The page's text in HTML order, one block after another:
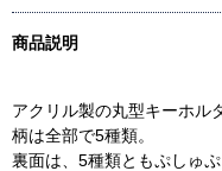
商品説明
アクリル製の丸型キーホル
柄は全部で5種類。
裏面は、5種類ともぷしゅ